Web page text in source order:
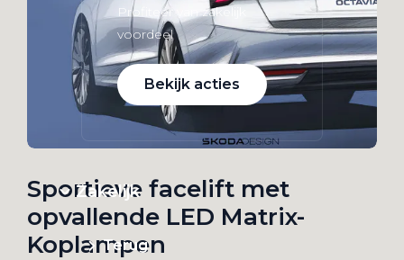
Profiteer van zakelijk
voordeel
Bekijk acties
Zakelijk
Terug
Sportieve facelift met
opvallende LED Matrix-
Koplampen